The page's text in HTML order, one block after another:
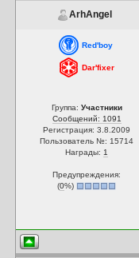
ArhAngel
Red'boy
Dar'fixer
Группа: Участники
Сообщений: 1091
Регистрация: 3.8.2009
Пользователь №: 15714
Награды: 1
Предупреждения:
(0%)